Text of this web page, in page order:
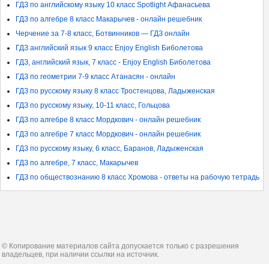
ГДЗ по английскому языку 10 класс Spotlight Афанасьева
ГДЗ по алгебре 8 класс Макарычев - онлайн решебник
Черчение за 7-8 класс, Ботвинников — ГДЗ онлайн
ГДЗ английский язык 9 класс Enjoy English Биболетова
ГДЗ, английский язык, 7 класс - Enjoy English Биболетова
ГДЗ по геометрии 7-9 класс Атанасян - онлайн
ГДЗ по русскому языку 8 класс Тростенцова, Ладыженская
ГДЗ по русскому языку, 10-11 класс, Гольцова
ГДЗ по алгебре 8 класс Мордкович - онлайн решебник
ГДЗ по алгебре 7 класс Мордкович - онлайн решебник
ГДЗ по русскому языку, 6 класс, Баранов, Ладыженская
ГДЗ по алгебре, 7 класс, Макарычев
ГДЗ по обществознанию 8 класс Хромова - ответы на рабочую тетрадь
© Копирование материалов сайта допускается только с разрешения
владельцев, при наличии ссылки на источник.